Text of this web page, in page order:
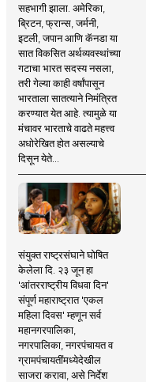
सहभागी झाला. अमेरिका,
ब्रिटन, फ्रान्स, जर्मनी,
इटली, जपान आणि कॅनडा या
सात विकसित अर्थव्यवस्थांच्या
गटाचा भारत सदस्य नसला,
तरी गेल्या काही वर्षांपासून
भारताला सातत्याने निमंत्रित
करण्यात येत आहे. त्यामुळे या
मंचावर भारताचे वाढते महत्त्व
अधोरेखित होत असल्याचे
दिसून येते...
संयुक्त राष्ट्रसंघाने घोषित
केलेला दि. २३ जून हा
'आंतरराष्ट्रीय विधवा दिन'
संपूर्ण महाराष्ट्रात 'एकल
महिला दिवस' म्हणून सर्व
महानगरपालिका,
नगरपालिका, नगरपंचायत व
ग्रामपंचायतींमध्येदेखील
साजरा करावा, असे निर्देश